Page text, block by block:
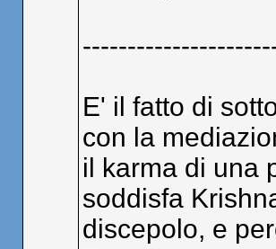
E' il fatto di
con la
il karma di una
soddisfa
discepolo, e